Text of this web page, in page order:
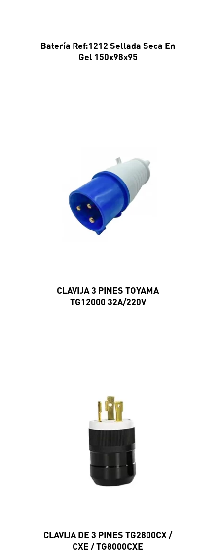
Batería Ref:1212 Sellada Seca En
Gel 150x98x95
CLAVIJA 3 PINES TOYAMA
TG12000 32A/220V
CLAVIJA DE 3 PINES TG2800CX /
CXE / TG8000CXE